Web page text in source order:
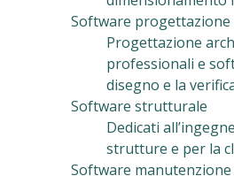
Software progettazione
Progettazione
professionali e
disegno e la
Software strutturale
Dedicati
strutture e per la
Software manutenzione